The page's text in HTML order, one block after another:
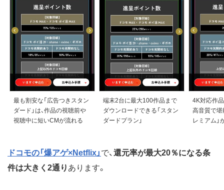
最も割安な「広告つきスタン
ダード」は、作品の視聴前や
視聴中に短いCMが流れる
端末2台に最大100作品まで
ダウンロードできる「スタン
ダードプラン」
4K対応作品
高音質で堪
レミアム」
ドコモの「爆アゲ×Netflix」 で、 還元率が最大20％になる条
件は大きく2通り あります。